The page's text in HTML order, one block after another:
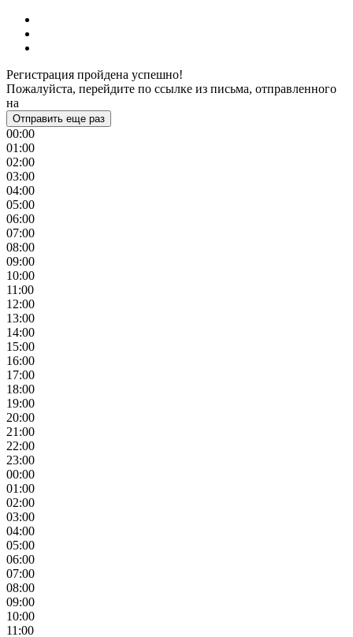
Регистрация пройдена успешно!
Пожалуйста, перейдите по ссылке из письма, отправленного
на
Отправить еще раз
00:00
01:00
02:00
03:00
04:00
05:00
06:00
07:00
08:00
09:00
10:00
11:00
12:00
13:00
14:00
15:00
16:00
17:00
18:00
19:00
20:00
21:00
22:00
23:00
00:00
01:00
02:00
03:00
04:00
05:00
06:00
07:00
08:00
09:00
10:00
11:00